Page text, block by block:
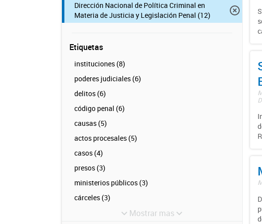
Dirección Nacional de Política Criminal en
Materia de Justicia y Legislación Penal (12)
Etiquetas
instituciones (8)
poderes judiciales (6)
delitos (6)
código penal (6)
causas (5)
actos procesales (5)
casos (4)
presos (3)
ministerios públicos (3)
cárceles (3)
Mostrar mas